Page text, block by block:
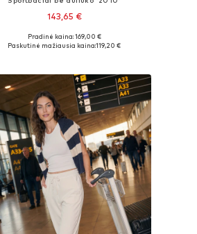
143,65 €
Yra daugybė dydžių
Pradinė kaina: 169,00 €
Paskutinė mažiausia kaina:119,20 €